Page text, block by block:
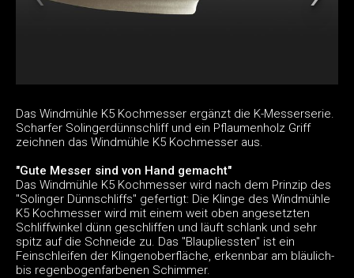
Das Windmühle K5 Kochmesser ergänzt die K-Messerserie.
Scharfer Solingerdünnschliff und ein Pflaumenholz Griff
zeichnen das Windmühle K5 Kochmesser aus.
"Gute Messer sind von Hand gemacht"
Das Windmühle K5 Kochmesser wird nach dem Prinzip des
"Solinger Dünnschliffs" gefertigt: Die Klinge des Windmühle
K5 Kochmesser wird mit einem weit oben angesetzten
Schliffwinkel dünn geschliffen und läuft schlank und sehr
spitz auf die Schneide zu. Das "Blaupliessten" ist ein
Feinschleifen der Klingenoberfläche, erkennbar am bläulich-
bis regenbogenfarbenen Schimmer.